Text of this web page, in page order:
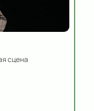
сцена